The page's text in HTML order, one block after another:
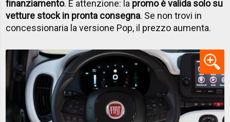
finanziamento. E attenzione: la promo è valida solo su
vetture stock in pronta consegna. Se non trovi in
concessionaria la versione Pop, il prezzo aumenta.